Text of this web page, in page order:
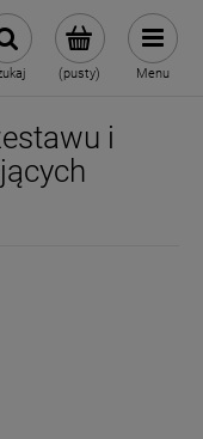
(pusty) Menu
i